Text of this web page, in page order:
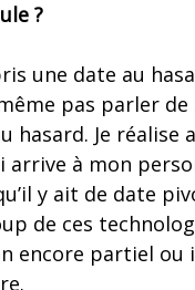
?
une date au
pas parler
hasard. Je
à mon
y ait de date
de ces
encore partiel